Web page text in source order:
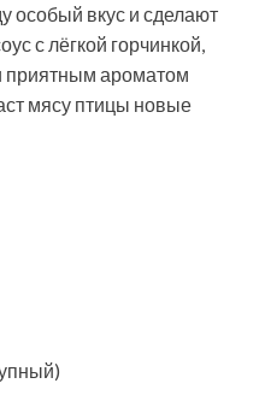
особый вкус и сделают
с лёгкой горчинкой,
приятным ароматом
мясу птицы новые